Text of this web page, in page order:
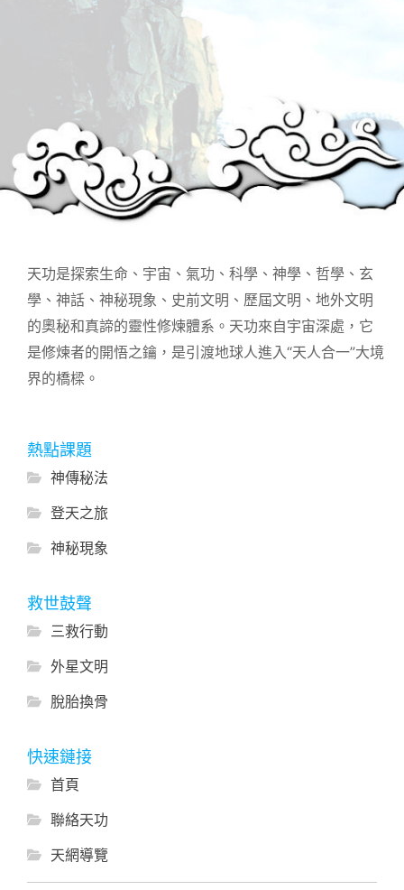
天功是探索生命、宇宙、氣功、科學、神學、哲學、玄
學、神話、神秘現象、史前文明、歷屆文明、地外文明
的奧秘和真諦的靈性修煉體系。天功來自宇宙深處，它
是修煉者的開悟之鑰，是引渡地球人進入“天人合一”大境
界的橋樑。
熱點課題
神傳秘法
登天之旅
神秘現象
救世鼓聲
三救行動
外星文明
脫胎換骨
快速鏈接
首頁
聯絡天功
天網導覽